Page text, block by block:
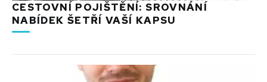
CESTOVNÍ POJIŠTĚNÍ: SROVNÁNÍ
NABÍDEK ŠETŘÍ VAŠÍ KAPSU